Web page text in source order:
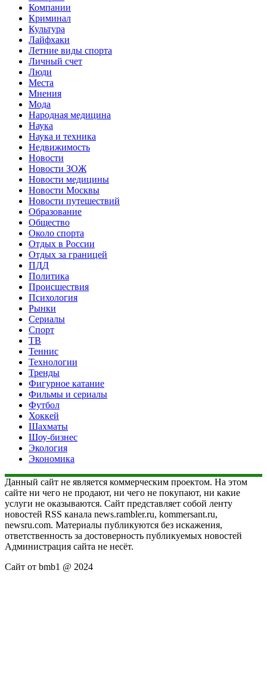
Компании
Криминал
Культура
Лайфхаки
Летние виды спорта
Личный счет
Люди
Места
Мнения
Мода
Народная медицина
Наука
Наука и техника
Недвижимость
Новости
Новости ЗОЖ
Новости медицины
Новости Москвы
Новости путешествий
Образование
Общество
Около спорта
Отдых в России
Отдых за границей
ПДД
Политика
Происшествия
Психология
Рынки
Сериалы
Спорт
ТВ
Теннис
Технологии
Тренды
Фигурное катание
Фильмы и сериалы
Футбол
Хоккей
Шахматы
Шоу-бизнес
Экология
Экономика
Данный сайт не является коммерческим проектом. На этом
сайте ни чего не продают, ни чего не покупают, ни какие
услуги не оказываются. Сайт представляет собой ленту
новостей RSS канала news.rambler.ru, kommersant.ru,
newsru.com. Материалы публикуются без искажения,
ответственность за достоверность публикуемых новостей
Администрация сайта не несёт.
Сайт от bmb1 @ 2024